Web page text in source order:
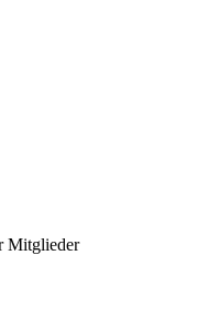
Mitglieder